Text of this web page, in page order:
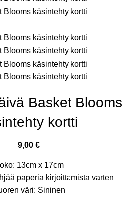
Basket Blooms
kortti
9,00 €
13cm x 17cm
paperia kirjoittamista varten
väri: Sininen